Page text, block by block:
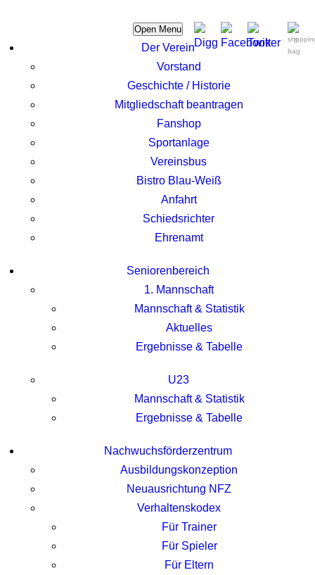
0
Open Menu
Der Verein
Vorstand
Geschichte / Historie
Mitgliedschaft beantragen
Fanshop
Sportanlage
Vereinsbus
Bistro Blau-Weiß
Anfahrt
Schiedsrichter
Ehrenamt
Seniorenbereich
1. Mannschaft
Mannschaft & Statistik
Aktuelles
Ergebnisse & Tabelle
U23
Mannschaft & Statistik
Ergebnisse & Tabelle
Nachwuchsförderzentrum
Ausbildungskonzeption
Neuausrichtung NFZ
Verhaltenskodex
Für Trainer
Für Spieler
Für Eltern